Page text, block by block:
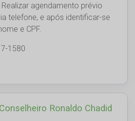
Realizar agendamento prévio
telefone, e após identificar-se
e CPF.
1580
Ronaldo Chadid